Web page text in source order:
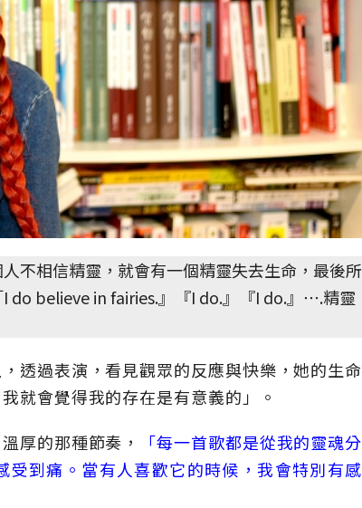
不相信精靈，就會有一個精靈失去生命，最後所
do believe in fairies.』『I do.』『I do.』⋯.精靈
透過表演，看見觀眾的反應與快樂，她的生命
就會覺得我的存在是有意義的」。
厚的那種節奏，
「每一首歌都是從我的靈魂分
到痛。當有人喜歡它的時候，我會特別有感